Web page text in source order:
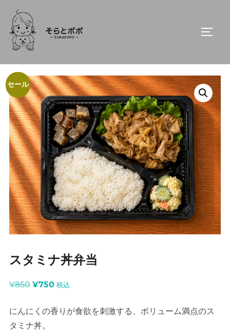
ツ
へ
ス
セール
スタミナ丼弁当
¥850 元
価
格
¥750現
の
税込
にんにくの香りが食欲を刺激する、ボリューム満点のス
タミナ丼。